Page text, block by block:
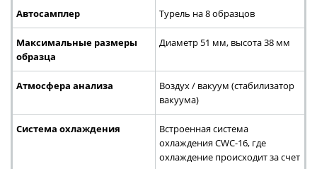
Автосамплер Турель на 8 образцов
Максимальные размеры
образца
Диаметр 51 мм, высота 38 мм
Атмосфера анализа
Воздух / вакуум (стабилизатор
вакуума)
Система охлаждения
Встроенная система
охлаждения CWC-16, где
охлаждение происходит за счет